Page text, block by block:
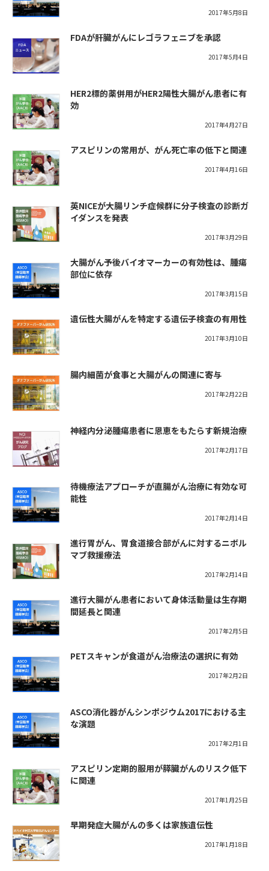
2017年5月8日
FDAが肝臓がんにレゴラフェニブを承認
2017年5月4日
HER2標的薬併用がHER2陽性大腸がん患者に有
効
2017年4月27日
アスピリンの常用が、がん死亡率の低下と関連
2017年4月16日
英NICEが大腸リンチ症候群に分子検査の診断ガ
イダンスを発表
2017年3月29日
大腸がん予後バイオマーカーの有効性は、腫瘍
部位に依存
2017年3月15日
遺伝性大腸がんを特定する遺伝子検査の有用性
2017年3月10日
腸内細菌が食事と大腸がんの関連に寄与
2017年2月22日
神経内分泌腫瘍患者に恩恵をもたらす新規治療
2017年2月17日
待機療法アプローチが直腸がん治療に有効な可
能性
2017年2月14日
進行胃がん、胃食道接合部がんに対するニボル
マブ救援療法
2017年2月14日
進行大腸がん患者において身体活動量は生存期
間延長と関連
2017年2月5日
PETスキャンが食道がん治療法の選択に有効
2017年2月2日
ASCO消化器がんシンポジウム2017における主
な演題
2017年2月1日
アスピリン定期的服用が膵臓がんのリスク低下
に関連
2017年1月25日
早期発症大腸がんの多くは家族遺伝性
2017年1月18日